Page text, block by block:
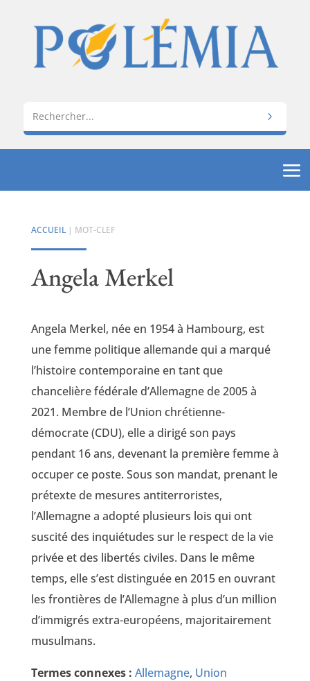
ACCUEIL| MOT-CLEF
Angela Merkel
Angela Merkel, née en 1954 à Hambourg, est
une femme politique allemande qui a marqué
l’histoire contemporaine en tant que
chancelière fédérale d’Allemagne de 2005 à
2021. Membre de l’Union chrétienne-
démocrate (CDU), elle a dirigé son pays
pendant 16 ans, devenant la première femme à
occuper ce poste. Sous son mandat, prenant le
prétexte de mesures antiterroristes,
l’Allemagne a adopté plusieurs lois qui ont
suscité des inquiétudes sur le respect de la vie
privée et des libertés civiles. Dans le même
temps, elle s’est distinguée en 2015 en ouvrant
les frontières de l’Allemagne à plus d’un million
d’immigrés extra-européens, majoritairement
musulmans.
Termes connexes : Allemagne, Union